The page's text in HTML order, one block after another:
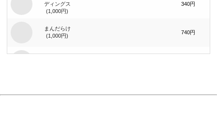
ディングス
(1,000円)
340円
まんだらけ
(1,000円)
740円
ハウス）(1,000